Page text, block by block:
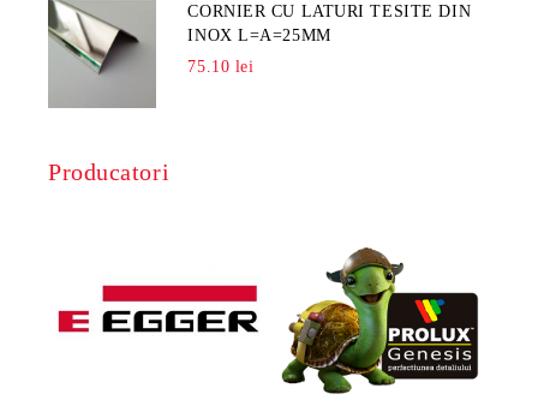
CORNIER CU LATURI TESITE DIN
INOX L=A=25MM
75.10 lei
Producatori